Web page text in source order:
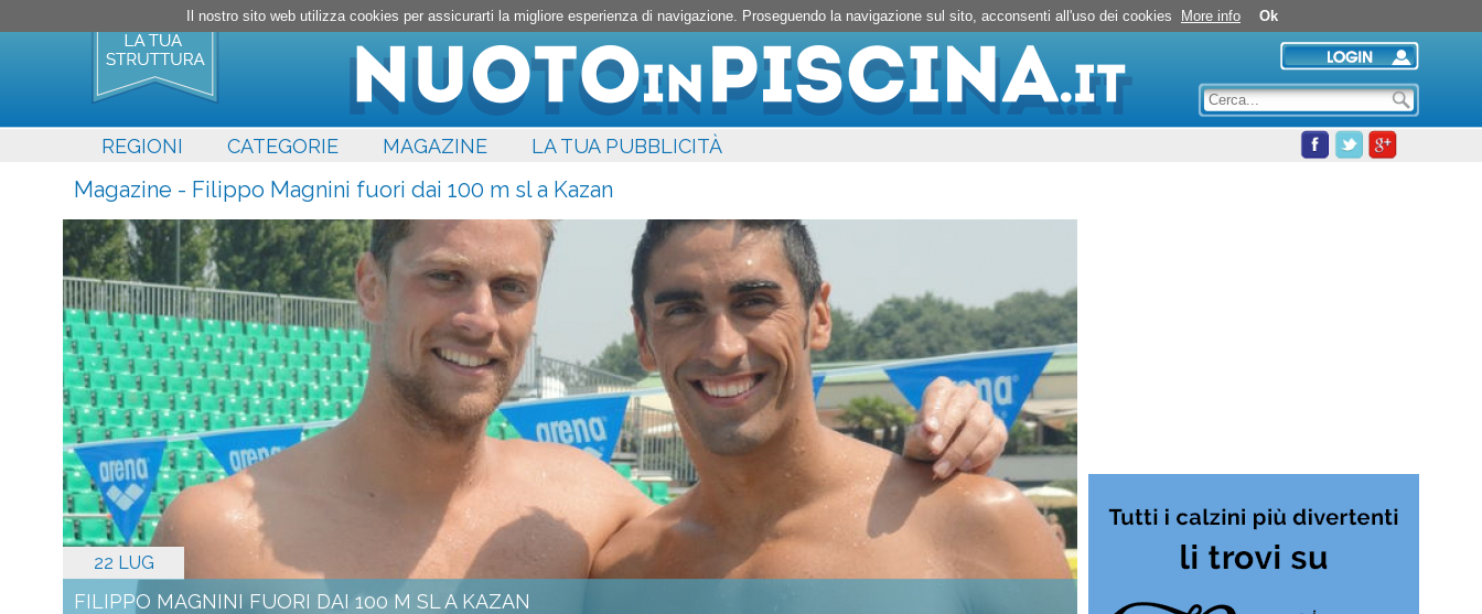
REGIONI CATEGORIE MAGAZINE LA TUA PUBBLICITÀ
Magazine - Filippo Magnini fuori dai 100 m sl a Kazan
22 LUG
FILIPPO MAGNINI FUORI DAI 100 M SL A KAZAN
Il nostro sito web utilizza cookies per assicurarti la migliore esperienza di navigazione. Proseguendo la navigazione sul sito, acconsenti all'uso dei cookies More info Ok